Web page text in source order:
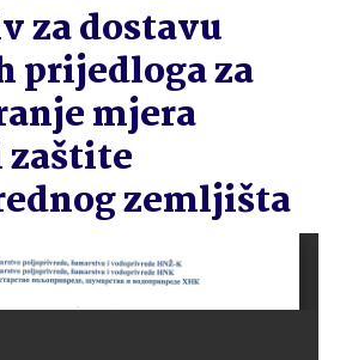
za dostavu
prijedloga za
mjera
zaštite
zemljišta